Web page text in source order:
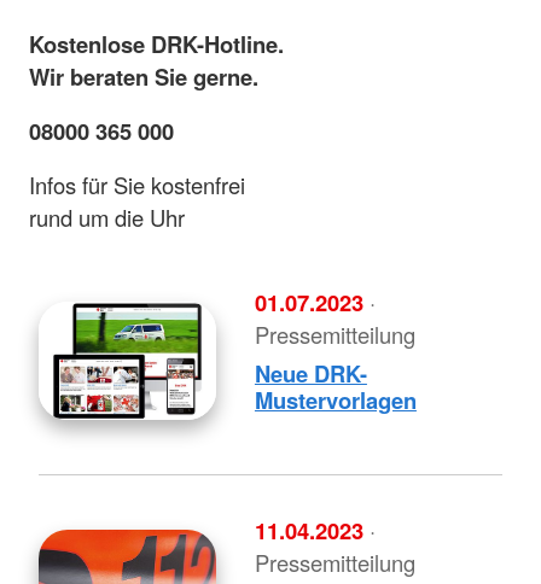
Kostenlose DRK-Hotline.
Wir beraten Sie gerne.
08000 365 000
Infos für Sie kostenfrei
rund um die Uhr
01.07.2023 ·
Pressemitteilung
Neue DRK-
Mustervorlagen
11.04.2023 ·
Pressemitteilung